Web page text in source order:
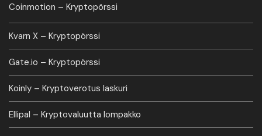
Coinmotion – Kryptopörssi
Kvarn X – Kryptopörssi
Gate.io – Kryptopörssi
Koinly – Kryptoverotus laskuri
Ellipal – Kryptovaluutta lompakko